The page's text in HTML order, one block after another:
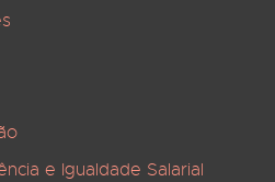
e Igualdade Salarial